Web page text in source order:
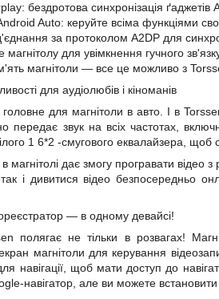
бездротова синхронізація
Auto: керуйте всіма функціями
за протоколом A2DP для
магнітолу для увімкнення гучного
магнітоли — все це можливо з
для аудіолюбів і кіноманів
для магнітоли в авто. І в
передає звук на всіх частотах,
1 6*2 -смугового еквалайзера, щоб
магнітолі дає змогу програвати відео з
і дивитися відео безпосередньо
— в одному девайсі!
полягає не тільки в розвагах!
магнітоли для керування
навігації, щоб мати доступ до
навігатор, але ви можете